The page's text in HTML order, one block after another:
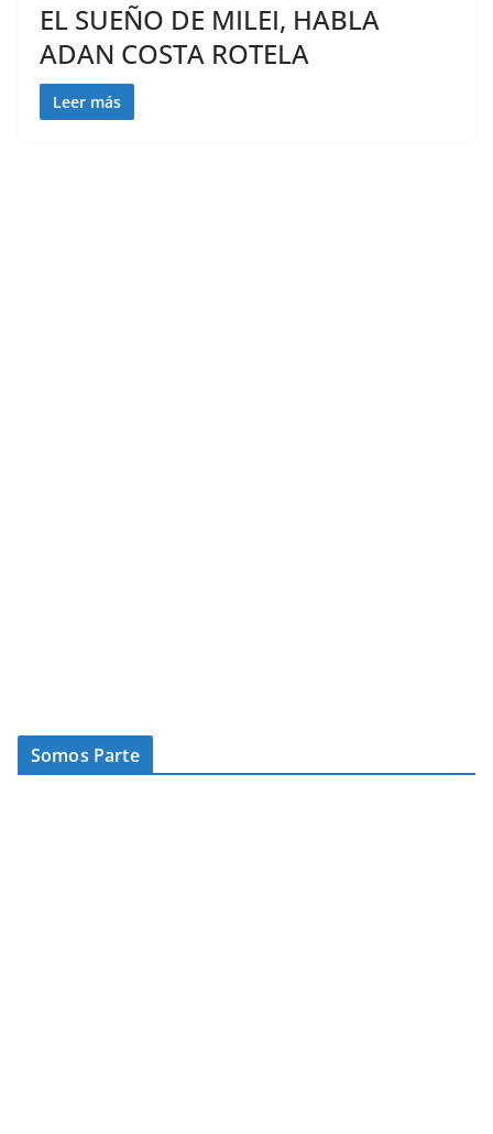
EL SUEÑO DE MILEI, HABLA
ADAN COSTA ROTELA
Leer más
Somos Parte